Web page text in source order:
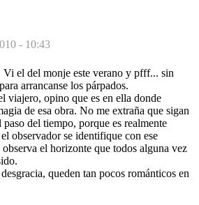
- 10:43
Vi el del monje este verano y pfff... sin
arrancanse los párpados.
viajero, opino que es en ella donde
de esa obra. No me extraña que sigan
paso del tiempo, porque es realmente
observador se identifique con ese
el horizonte que todos alguna vez
queden tan pocos románticos en